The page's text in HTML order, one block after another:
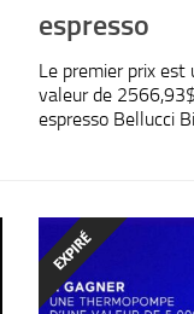
espresso
Le premier prix est
valeur de
espresso Bellucci